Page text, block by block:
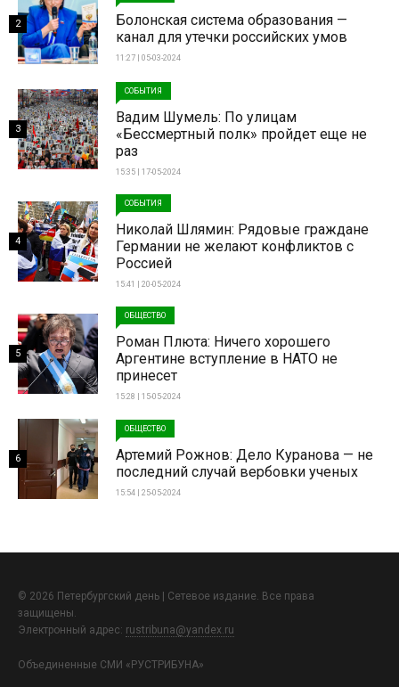
Болонская система образования —
канал для утечки российских умов
11:27 | 05-03-2024
2
СОБЫТИЯ
Вадим Шумель: По улицам
«Бессмертный полк» пройдет еще не
раз
15:35 | 17-05-2024
3
СОБЫТИЯ
Николай Шлямин: Рядовые граждане
Германии не желают конфликтов с
Россией
15:41 | 20-05-2024
4
ОБЩЕСТВО
Роман Плюта: Ничего хорошего
Аргентине вступление в НАТО не
принесет
15:28 | 15-05-2024
5
ОБЩЕСТВО
Артемий Рожнов: Дело Куранова — не
последний случай вербовки ученых
15:54 | 25-05-2024
6
© 2026 Петербургский день | Сетевое издание. Все права
защищены.
Электронный адрес: rustribuna@yandex.ru
Объединенные СМИ «РУСТРИБУНА»